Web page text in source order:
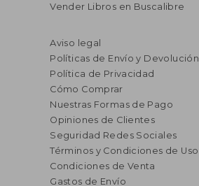
Vender Libros en Buscalibre
Aviso legal
Políticas de Envío y Devolución
Política de Privacidad
Cómo Comprar
Nuestras Formas de Pago
Opiniones de Clientes
Seguridad Redes Sociales
Términos y Condiciones de Uso
Condiciones de Venta
Gastos de Envío